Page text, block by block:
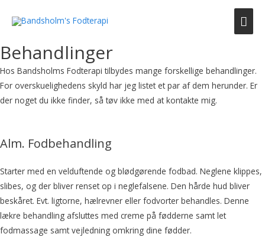
Behandlinger
Hos Bandsholms Fodterapi tilbydes mange forskellige behandlinger.
For overskuelighedens skyld har jeg listet et par af dem herunder. Er
der noget du ikke finder, så tøv ikke med at kontakte mig.
Alm. Fodbehandling
Starter med en velduftende og blødgørende fodbad. Neglene klippes,
slibes, og der bliver renset op i neglefalsene. Den hårde hud bliver
beskåret. Evt. ligtorne, hælrevner eller fodvorter behandles. Denne
lækre behandling afsluttes med creme på fødderne samt let
fodmassage samt vejledning omkring dine fødder.